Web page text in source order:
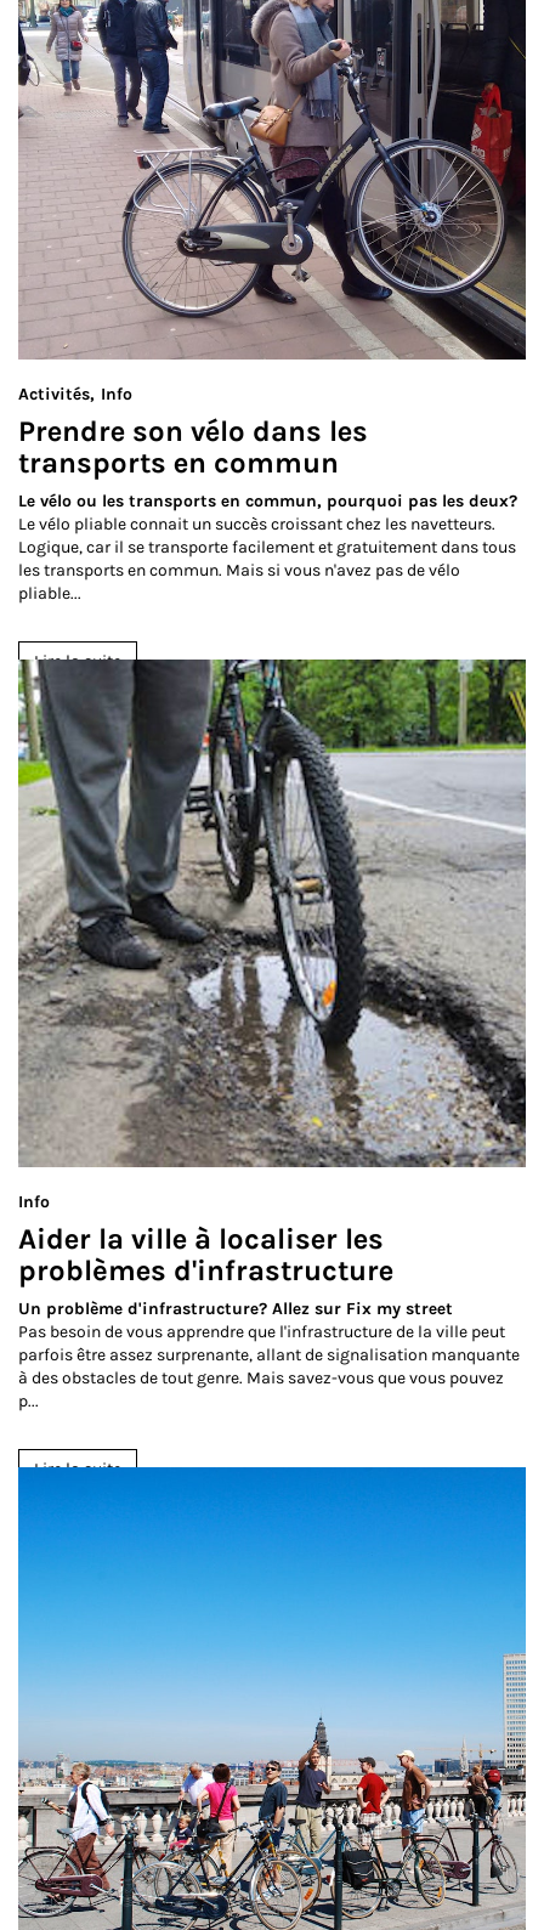
Activités Info
Prendre son vélo dans les
transports en commun
Le vélo ou les transports en commun, pourquoi pas les deux?
Le vélo pliable connait un succès croissant chez les navetteurs.
Logique, car il se transporte facilement et gratuitement dans tous
les transports en commun. Mais si vous n'avez pas de vélo
pliable...
Lire la suite
Info
Aider la ville à localiser les
problèmes d'infrastructure
Un problème d'infrastructure? Allez sur Fix my street
Pas besoin de vous apprendre que l'infrastructure de la ville peut
parfois être assez surprenante, allant de signalisation manquante
à des obstacles de tout genre. Mais savez-vous que vous pouvez
p...
Lire la suite